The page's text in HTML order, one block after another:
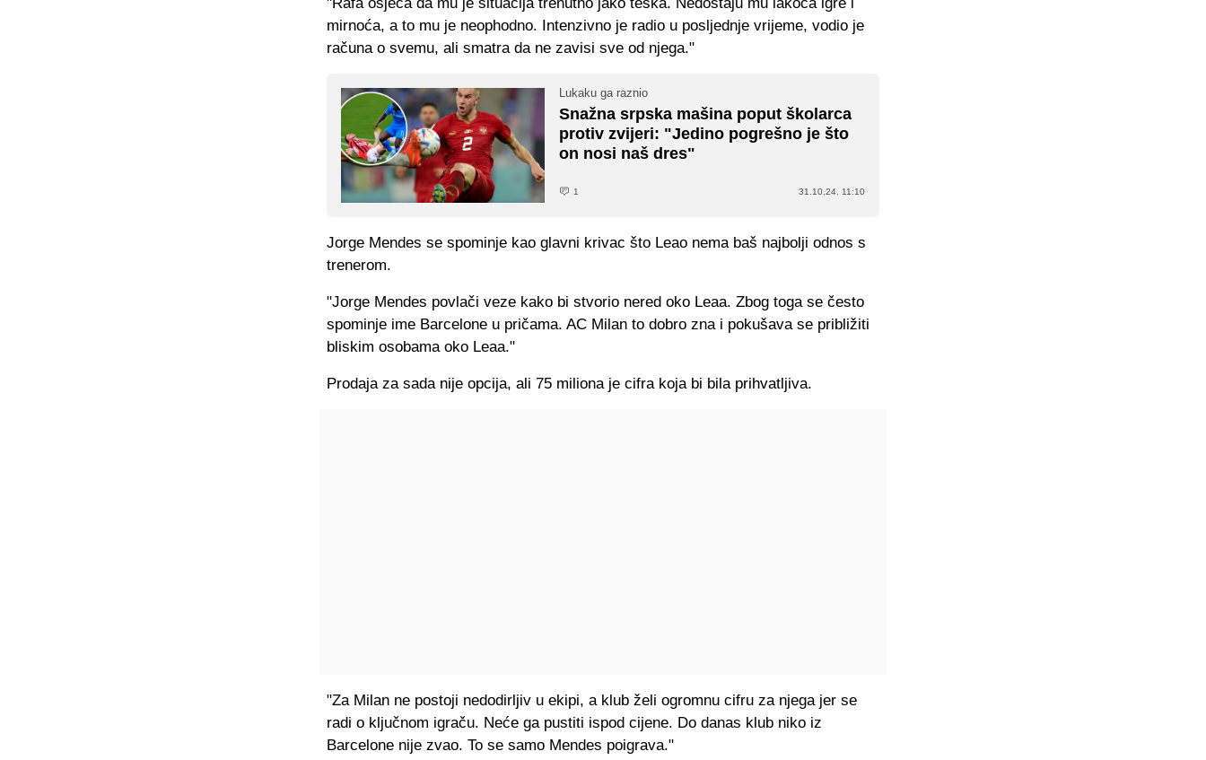
mirnoća, a to mu je neophodno. Intenzivno je radio u posljednje vrijeme, vodio je
računa o svemu, ali smatra da ne zavisi sve od njega."
Lukaku ga raznio
Snažna srpska mašina poput školarca
protiv zvijeri: "Jedino pogrešno je što
on nosi naš dres"
1 31.10.24. 11:10
Jorge Mendes se spominje kao glavni krivac što Leao nema baš najbolji odnos s
trenerom.
"Jorge Mendes povlači veze kako bi stvorio nered oko Leaa. Zbog toga se često
spominje ime Barcelone u pričama. AC Milan to dobro zna i pokušava se približiti
bliskim osobama oko Leaa."
Prodaja za sada nije opcija, ali 75 miliona je cifra koja bi bila prihvatljiva.
"Za Milan ne postoji nedodirljiv u ekipi, a klub želi ogromnu cifru za njega jer se
radi o ključnom igraču. Neće ga pustiti ispod cijene. Do danas klub niko iz
Barcelone nije zvao. To se samo Mendes poigrava."